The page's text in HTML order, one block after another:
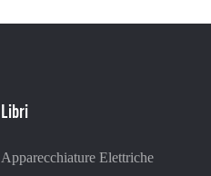
Libri
Apparecchiature Elettriche